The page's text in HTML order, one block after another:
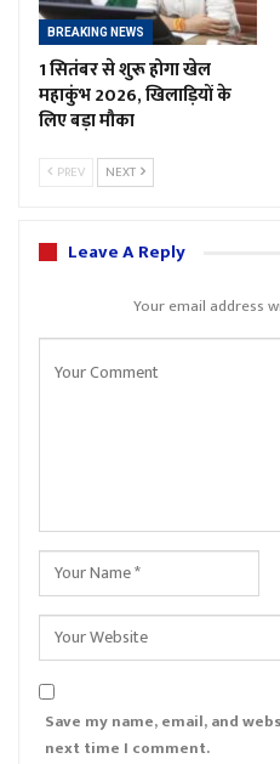
BREAKING NEWS
1 सितंबर से शुरू होगा खेल
महाकुंभ 2026, खिलाड़ियों के
लिए बड़ा मौका
PREV NEXT
Leave A Reply
Your email address
Save my name, email, and
next time I comment.